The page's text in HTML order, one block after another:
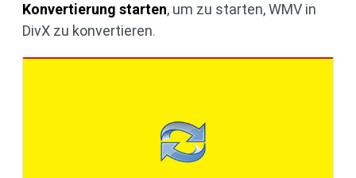
Konvertierung starten, um zu starten, WMV in
DivX zu konvertieren.